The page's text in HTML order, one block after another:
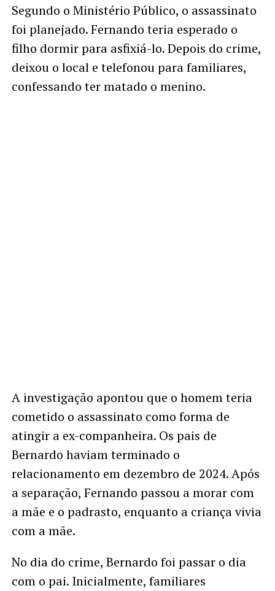
Segundo o Ministério Público, o assassinato
foi planejado. Fernando teria esperado o
filho dormir para asfixiá-lo. Depois do crime,
deixou o local e telefonou para familiares,
confessando ter matado o menino.
A investigação apontou que o homem teria
cometido o assassinato como forma de
atingir a ex-companheira. Os pais de
Bernardo haviam terminado o
relacionamento em dezembro de 2024. Após
a separação, Fernando passou a morar com
a mãe e o padrasto, enquanto a criança vivia
com a mãe.
No dia do crime, Bernardo foi passar o dia
com o pai. Inicialmente, familiares